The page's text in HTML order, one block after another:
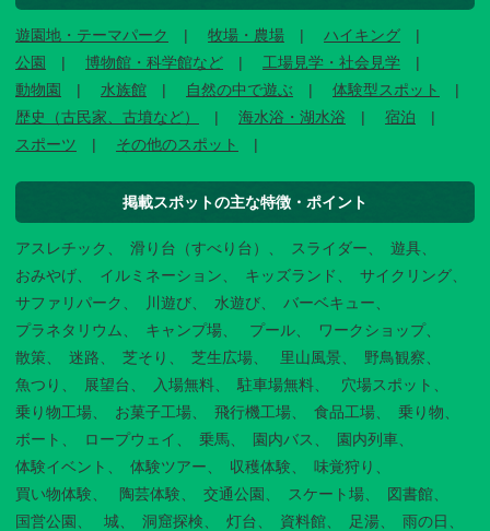
遊園地・テーマパーク 牧場・農場
ハイキング
公園
博物館・科学館など
工場見学・社会見学
動物園
水族館 自然の中で遊ぶ
体験型スポット
歴史（古民家、古墳など）
海水浴・湖水浴
宿泊
スポーツ
その他のスポット
掲載スポットの主な特徴・ポイント
アスレチック 滑り台（すべり台） スライダー
遊具
おみやげ
イルミネーション キッズランド
サイクリング
サファリパーク
川遊び 水遊び
バーベキュー
プラネタリウム
キャンプ場 プール
ワークショップ
散策
迷路 芝そり 芝生広場 里山風景
野鳥観察
魚つり
展望台 入場無料 駐車場無料
穴場スポット
乗り物工場
お菓子工場 飛行機工場 食品工場
乗り物
ボート
ロープウェイ 乗馬 園内バス
園内列車
体験イベント
体験ツアー 収穫体験
味覚狩り
買い物体験
陶芸体験 交通公園 スケート場
図書館
国営公園
城 洞窟探検 灯台 資料館 足湯 雨の日